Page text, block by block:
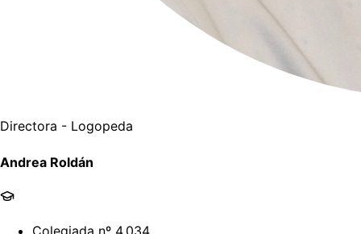
Directora - Logopeda
Andrea Roldán